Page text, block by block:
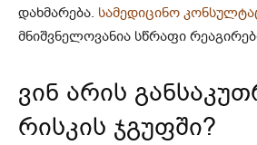
დახმარება. სამედიცინო
მნიშვნელოვანია სწრაფი
ვინ არის
რისკის ჯგუფში?